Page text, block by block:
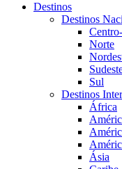
Destinos
Destinos
Norte
Sul
Destinos
África
Ásia